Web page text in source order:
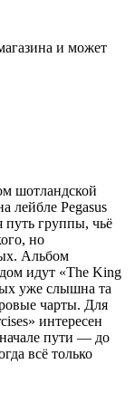
и может
шотландской
лейбле Pegasus
путь группы, чьё
но
Альбом
идут «The King
уже слышна та
чарты. Для
интересен
пути — до
всё только